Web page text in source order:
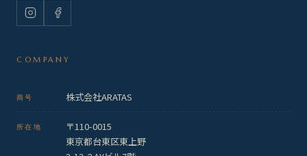
InstagramFacebook
COMPANY
商号 株式会社ARATAS
所在地
〒110-0015
東京都台東区東上野